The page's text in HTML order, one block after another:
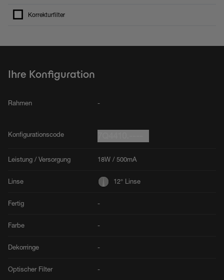
Korrekturfilter
Ihre Konfiguration
Rahmen -
Konfigurationscode
Leistung / Versorgung 18W / 500mA
Linse 12° Linse
Fertig -
Farbe -
Dekorringe -
Optischer Filter -